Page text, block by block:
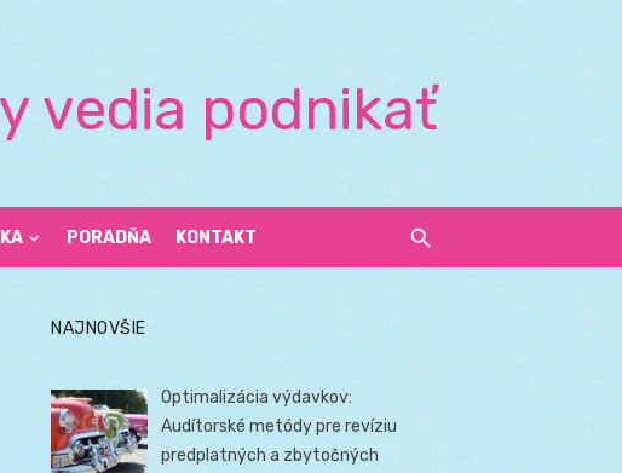
vedia podnikať
PORADŇA KONTAKT
NAJNOVŠIE
Optimalizácia výdavkov:
Audítorské metódy pre revíziu
predplatných a zbytočných